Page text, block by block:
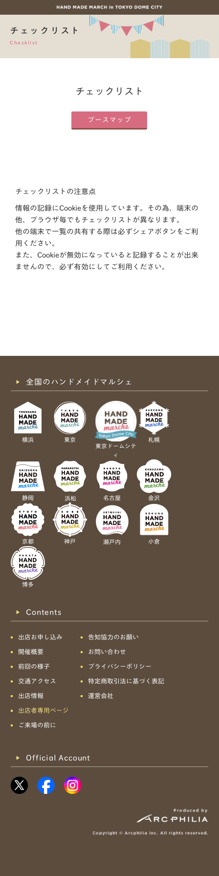
チェックリスト
Checklist
チェックリスト
ブースマップ
チェックリストの注意点
情報の記録にCookieを使用しています。その為、端末の
他、ブラウザ毎でもチェックリストが異なります。
他の端末で一覧の共有する際は必ずシェアボタンをご利
用ください。
また、Cookieが無効になっていると記録することが出来
ませんので、必ず有効にしてご利用ください。
共有方法を選択
全国のハンドメイドマルシェ
横浜
東京
東京ドームシテ
ィ
札幌
静岡 浜松 名古屋 金沢
京都 神戸 瀬戸内 小倉
博多
Contents
出店お申し込み
開催概要
前回の様子
交通アクセス
出店情報
出店者専用ページ
ご来場の前に
告知協力のお願い
お問い合わせ
プライバシーポリシー
特定商取引法に基づく表記
運営会社
Official Account